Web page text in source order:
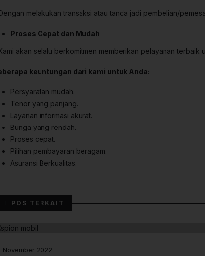
melakukan transaksi atau tanda jadi pembelian/
Proses Cepat dan Mudah
akan selalu berkomitmen memberikan pelayanan
keuntungan dari kami untuk Anda:
Persyaratan mudah.
Tenor yang panjang.
Layanan informasi akurat.
Bunga yang rendah.
Proses cepat.
Pilihan pembayaran beragam.
Asuransi Berkualitas.
POS TERKAIT
November 2022